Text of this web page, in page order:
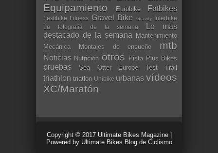
Equipamiento Eurobike Fatbikes
Festibike Fitness Gravel Bike Gravity Interbike
La fotografía de la semana
Lo más
destacado de la semana
Mantenimiento
Mecánica
Montajes de ensueño mtb
Noticias Nutrición otros Pista Plus Bikes
pruebas Sea Otter Europe Test Trail
triathlon triatlón Unibike urbanas vídeos
XC/Maratón
Copyright © 2017 Ultimate Bikes Magazine|
Powered by Ultimate Bikes Blog de Ciclismo